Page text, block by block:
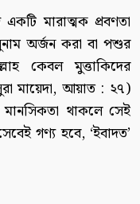
মারাত্মক প্রবণতা
অর্জন করা বা পশুর
কেবল মুত্তাকিদের
মায়েদা, আয়াত : ২৭)
থাকলে সেই
গণ্য হবে, ‘ইবাদত’